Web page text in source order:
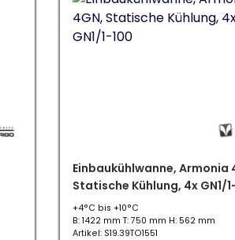
Einbaukühlwanne, Armonia
Statische Kühlung, 4x GN1/
+4°C bis +10°C
B: 1422 mm T: 750 mm H: 562 mm
Artikel: S19.39TO1551